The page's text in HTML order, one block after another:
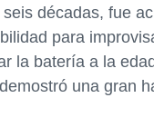
décadas, fue
para
la batería a la
una gran